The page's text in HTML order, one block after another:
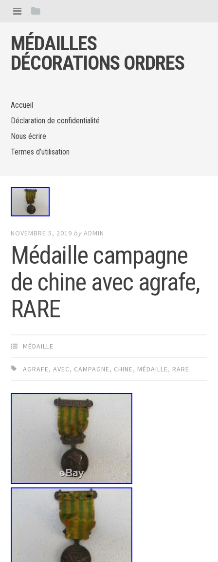
MÉDAILLES
DÉCORATIONS ORDRES
Accueil
Déclaration de confidentialité
Nous écrire
Termes d’utilisation
NOVEMBRE 5, 2019 byADMIN
Médaille campagne
de chine avec agrafe,
RARE
MÉDAILLE
AGRAFE,AVEC, CAMPAGNE, CHINE, MÉDAILLE, RARE